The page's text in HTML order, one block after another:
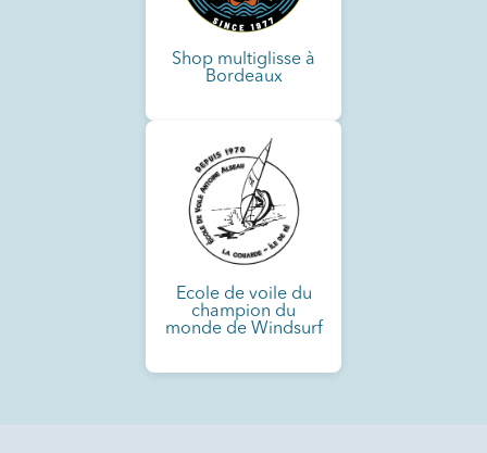
Shop multiglisse à
Bordeaux
Ecole de voile du
champion du
monde de Windsurf